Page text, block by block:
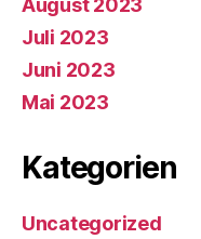
August 2023
Juli 2023
Juni 2023
Mai 2023
Kategorien
Uncategorized